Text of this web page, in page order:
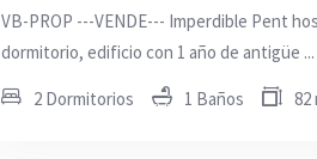
VB-PROP ---VENDE--- Imperdible Pent
dormitorio, edificio con 1 año de antigüe ...
2 Dormitorios 1 Baños 82